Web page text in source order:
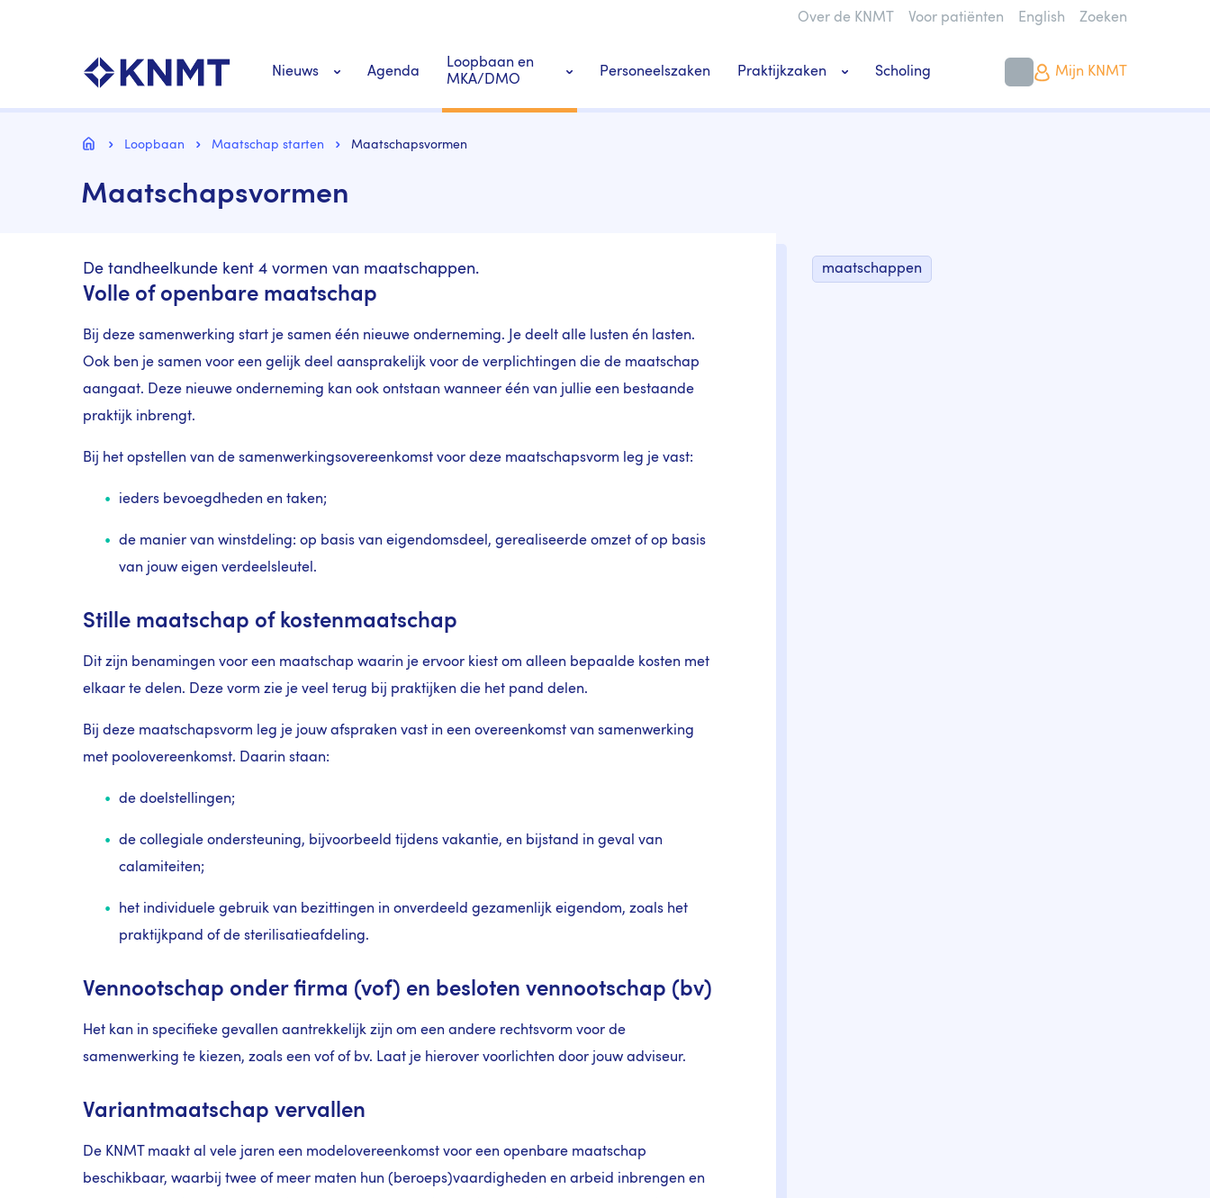
Over de KNMT Voor patiënten English
Zoeken
Nieuws
Richtlijnen nieuws
Agenda
Loopbaan en
MKA/DMO
Personeelszaken Praktijkzaken Scholing Mijn KNMT
Kruimelpad
HomeLoopbaan Maatschap starten Maatschapsvormen
Maatschapsvormen
De tandheelkunde kent 4 vormen van maatschappen.
Volle of openbare maatschap
Bij deze samenwerking start je samen één nieuwe onderneming. Je deelt alle lusten én lasten.
Ook ben je samen voor een gelijk deel aansprakelijk voor de verplichtingen die de maatschap
aangaat. Deze nieuwe onderneming kan ook ontstaan wanneer één van jullie een bestaande
praktijk inbrengt.
Bij het opstellen van de samenwerkingsovereenkomst voor deze maatschapsvorm leg je vast:
ieders bevoegdheden en taken;
de manier van winstdeling: op basis van eigendomsdeel, gerealiseerde omzet of op basis
van jouw eigen verdeelsleutel.
Stille maatschap of kostenmaatschap
Dit zijn benamingen voor een maatschap waarin je ervoor kiest om alleen bepaalde kosten met
elkaar te delen. Deze vorm zie je veel terug bij praktijken die het pand delen.
Bij deze maatschapsvorm leg je jouw afspraken vast in een overeenkomst van samenwerking
met poolovereenkomst. Daarin staan:
de doelstellingen;
de collegiale ondersteuning, bijvoorbeeld tijdens vakantie, en bijstand in geval van
calamiteiten;
het individuele gebruik van bezittingen in onverdeeld gezamenlijk eigendom, zoals het
praktijkpand of de sterilisatieafdeling.
Vennootschap onder firma (vof) en besloten vennootschap (bv)
Het kan in specifieke gevallen aantrekkelijk zijn om een andere rechtsvorm voor de
samenwerking te kiezen, zoals een vof of bv. Laat je hierover voorlichten door jouw adviseur.
Variantmaatschap vervallen
De KNMT maakt al vele jaren een modelovereenkomst voor een openbare maatschap
beschikbaar, waarbij twee of meer maten hun (beroeps)vaardigheden en arbeid inbrengen en
maatschappen